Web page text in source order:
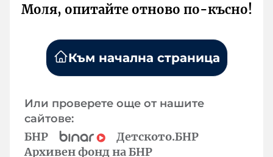
Моля, опитайте отново по-късно!
Към начална страница
Или проверете още от нашите
сайтове:
БНР
Детското.БНР
Архивен фонд на БНР